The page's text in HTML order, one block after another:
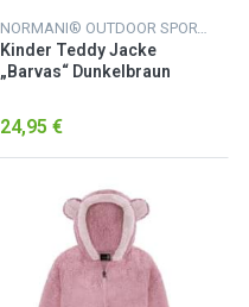
Kinder Teddy Jacke
„Barvas“ Dunkelbraun
24,95 €